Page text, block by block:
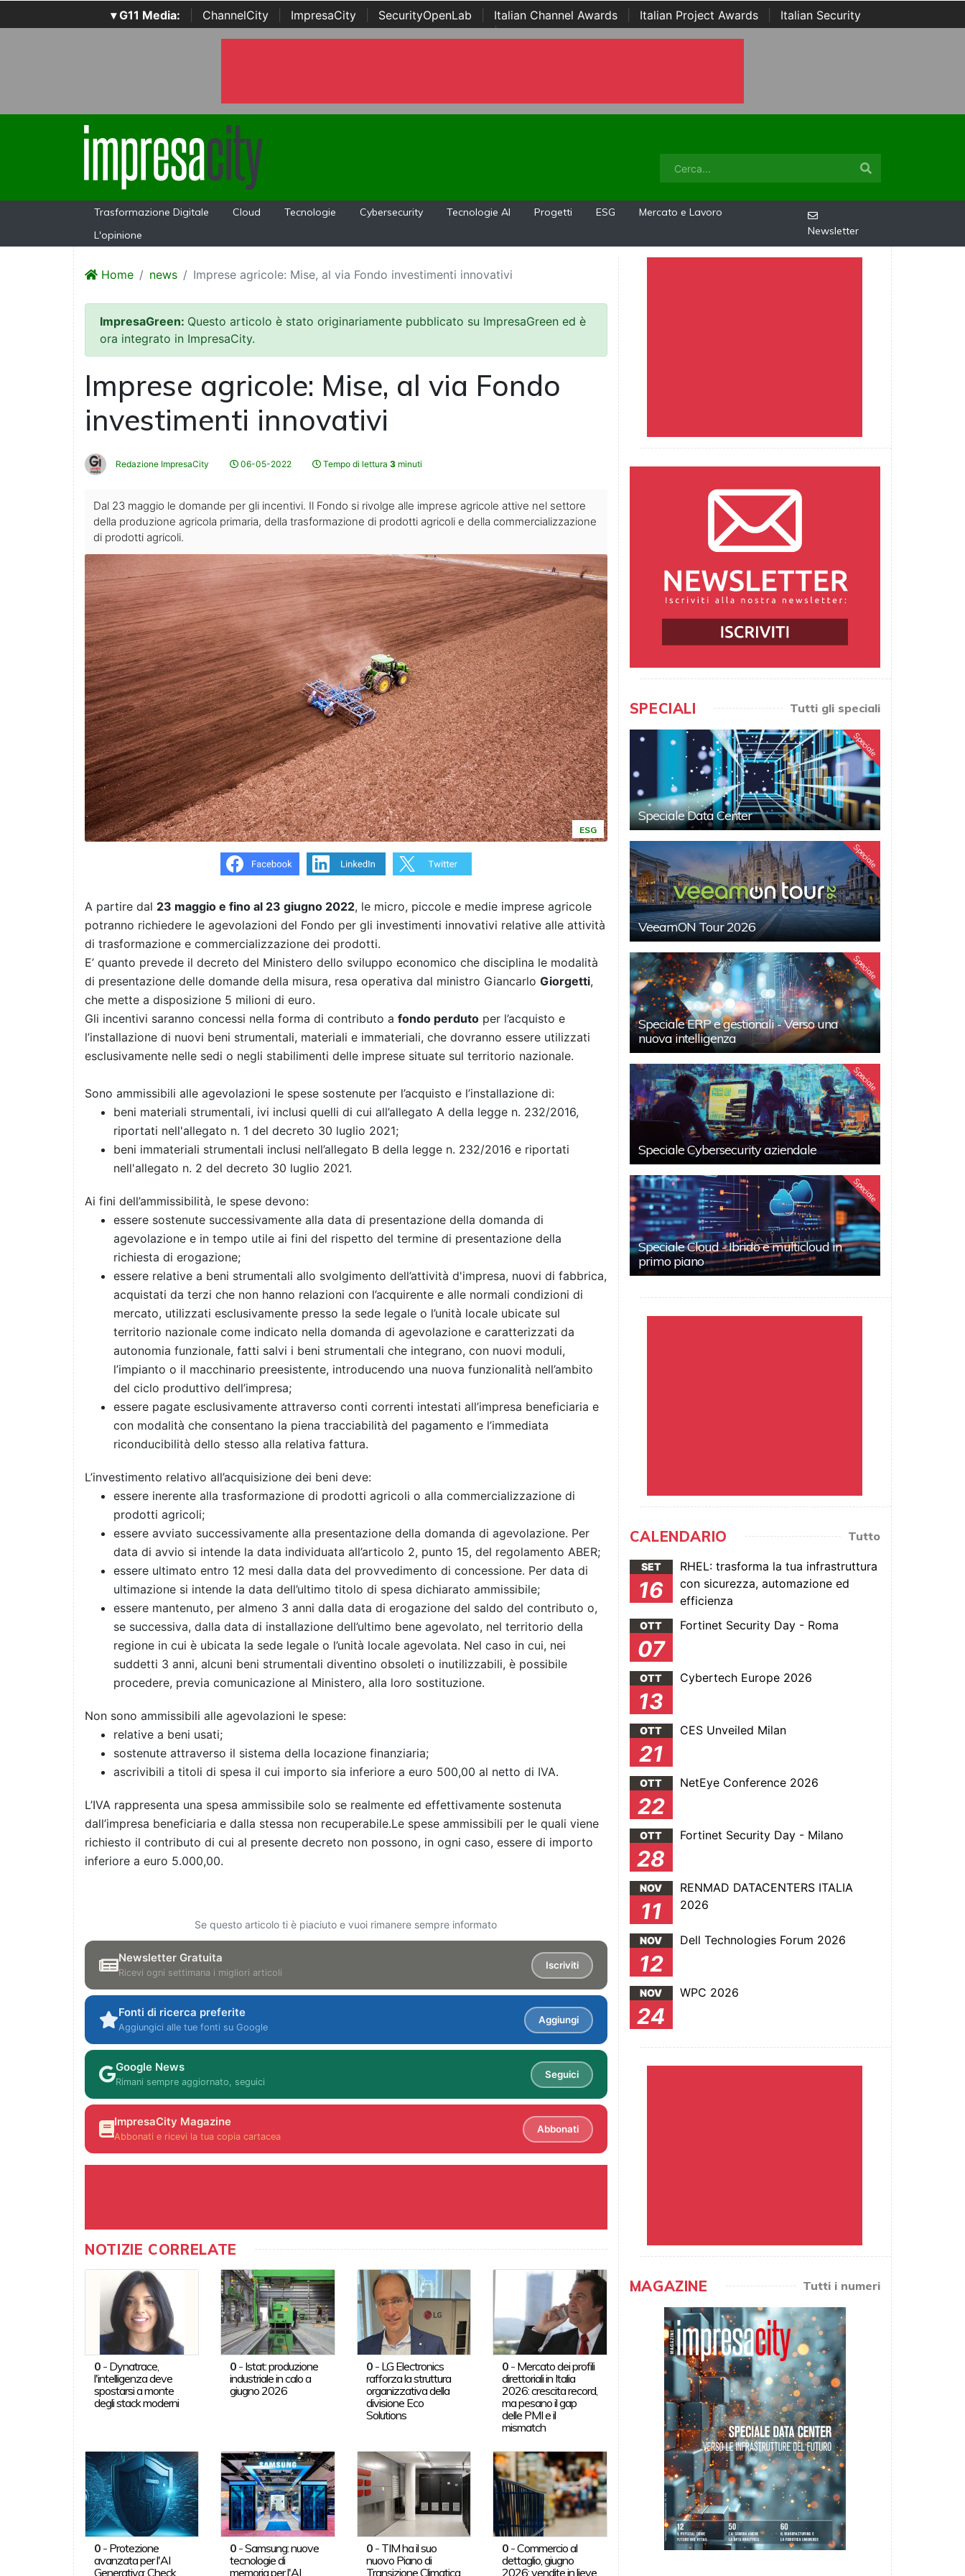
▾ G11 Media: ChannelCity ImpresaCity SecurityOpenLab Italian Channel Awards Italian Project Awards
Italian Security
Awards | ...
Trasformazione Digitale Cloud Tecnologie Cybersecurity Tecnologie AI Progetti ESG
Mercato e Lavoro
L'opinione
Newsletter
Home news Imprese agricole: Mise, al via Fondo investimenti innovativi
ImpresaGreen: Questo articolo è stato originariamente pubblicato su ImpresaGreen ed è
ora integrato in ImpresaCity.
Imprese agricole: Mise, al via Fondo
investimenti innovativi
Redazione ImpresaCity 06-05-2022 Tempo di lettura 3 minuti
Dal 23 maggio le domande per gli incentivi. Il Fondo si rivolge alle imprese agricole attive nel settore
della produzione agricola primaria, della trasformazione di prodotti agricoli e della commercializzazione
di prodotti agricoli.
ESG
A partire dal 23 maggio e fino al 23 giugno 2022, le micro, piccole e medie imprese agricole
potranno richiedere le agevolazioni del Fondo per gli investimenti innovativi relative alle attività
di trasformazione e commercializzazione dei prodotti.
E’ quanto prevede il decreto del Ministero dello sviluppo economico che disciplina le modalità
di presentazione delle domande della misura, resa operativa dal ministro Giancarlo Giorgetti,
che mette a disposizione 5 milioni di euro.
Gli incentivi saranno concessi nella forma di contributo a fondo perduto per l’acquisto e
l’installazione di nuovi beni strumentali, materiali e immateriali, che dovranno essere utilizzati
esclusivamente nelle sedi o negli stabilimenti delle imprese situate sul territorio nazionale.
Sono ammissibili alle agevolazioni le spese sostenute per l’acquisto e l’installazione di:
beni materiali strumentali, ivi inclusi quelli di cui all’allegato A della legge n. 232/2016,
riportati nell'allegato n. 1 del decreto 30 luglio 2021;
beni immateriali strumentali inclusi nell’allegato B della legge n. 232/2016 e riportati
nell'allegato n. 2 del decreto 30 luglio 2021.
Ai fini dell’ammissibilità, le spese devono:
essere sostenute successivamente alla data di presentazione della domanda di
agevolazione e in tempo utile ai fini del rispetto del termine di presentazione della
richiesta di erogazione;
essere relative a beni strumentali allo svolgimento dell’attività d'impresa, nuovi di fabbrica,
acquistati da terzi che non hanno relazioni con l’acquirente e alle normali condizioni di
mercato, utilizzati esclusivamente presso la sede legale o l’unità locale ubicate sul
territorio nazionale come indicato nella domanda di agevolazione e caratterizzati da
autonomia funzionale, fatti salvi i beni strumentali che integrano, con nuovi moduli,
l’impianto o il macchinario preesistente, introducendo una nuova funzionalità nell’ambito
del ciclo produttivo dell’impresa;
essere pagate esclusivamente attraverso conti correnti intestati all’impresa beneficiaria e
con modalità che consentano la piena tracciabilità del pagamento e l’immediata
riconducibilità dello stesso alla relativa fattura.
L’investimento relativo all’acquisizione dei beni deve:
essere inerente alla trasformazione di prodotti agricoli o alla commercializzazione di
prodotti agricoli;
essere avviato successivamente alla presentazione della domanda di agevolazione. Per
data di avvio si intende la data individuata all’articolo 2, punto 15, del regolamento ABER;
essere ultimato entro 12 mesi dalla data del provvedimento di concessione. Per data di
ultimazione si intende la data dell’ultimo titolo di spesa dichiarato ammissibile;
essere mantenuto, per almeno 3 anni dalla data di erogazione del saldo del contributo o,
se successiva, dalla data di installazione dell’ultimo bene agevolato, nel territorio della
regione in cui è ubicata la sede legale o l’unità locale agevolata. Nel caso in cui, nei
suddetti 3 anni, alcuni beni strumentali diventino obsoleti o inutilizzabili, è possibile
procedere, previa comunicazione al Ministero, alla loro sostituzione.
Non sono ammissibili alle agevolazioni le spese:
relative a beni usati;
sostenute attraverso il sistema della locazione finanziaria;
ascrivibili a titoli di spesa il cui importo sia inferiore a euro 500,00 al netto di IVA.
L’IVA rappresenta una spesa ammissibile solo se realmente ed effettivamente sostenuta
dall’impresa beneficiaria e dalla stessa non recuperabile.Le spese ammissibili per le quali viene
richiesto il contributo di cui al presente decreto non possono, in ogni caso, essere di importo
inferiore a euro 5.000,00.
Se questo articolo ti è piaciuto e vuoi rimanere sempre informato
Newsletter Gratuita
Ricevi ogni settimana i migliori articoli
Iscriviti
Fonti di ricerca preferite
Aggiungici alle tue fonti su Google
Aggiungi
Google News
Rimani sempre aggiornato, seguici
Seguici
ImpresaCity Magazine
Abbonati e ricevi la tua copia cartacea
Abbonati
NOTIZIE CORRELATE
0- Dynatrace,
l'intelligenza deve
spostarsi a monte
degli stack moderni
0 - Istat: produzione
industriale in calo a
giugno 2026
0- LG Electronics
rafforza la struttura
organizzativa della
divisione Eco
Solutions
0 - Mercato dei profili
direttoriali in Italia
2026: crescita record,
ma pesano il gap
delle PMI e il
mismatch
0- Protezione
avanzata per l'AI
Generativa: Check
0 -Samsung: nuove
tecnologie di
memoria per l'AI
0- TIM ha il suo
nuovo Piano di
Transizione Climatica
0 -Commercio al
dettaglio, giugno
2026: vendite in lieve
SPECIALI Tutti gli speciali
Speciale
Speciale Data Center
Speciale
VeeamON Tour 2026
Speciale
Speciale ERP e gestionali - Verso una
nuova intelligenza
Speciale
Speciale Cybersecurity aziendale
Speciale
Speciale Cloud - Ibrido e multicloud in
primo piano
CALENDARIO Tutto
SET
16
RHEL: trasforma la tua infrastruttura
con sicurezza, automazione ed
efficienza
OTT
07
Fortinet Security Day - Roma
OTT
13
Cybertech Europe 2026
OTT
21
CES Unveiled Milan
OTT
22
NetEye Conference 2026
OTT
28
Fortinet Security Day - Milano
NOV
11
RENMAD DATACENTERS ITALIA
2026
NOV
12
Dell Technologies Forum 2026
NOV
24
WPC 2026
MAGAZINE Tutti i numeri